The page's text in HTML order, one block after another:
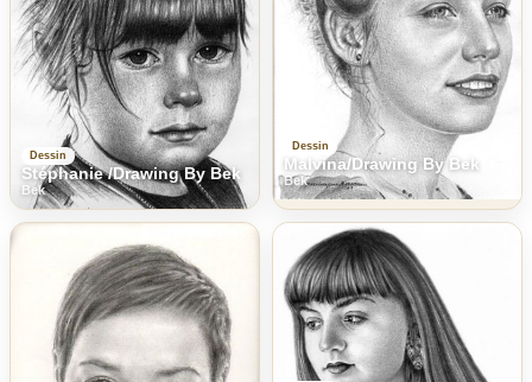
Dessin
Stéphanie /Drawing By Bek
Bek
Dessin
Malvina/Drawing By Bek
Bek